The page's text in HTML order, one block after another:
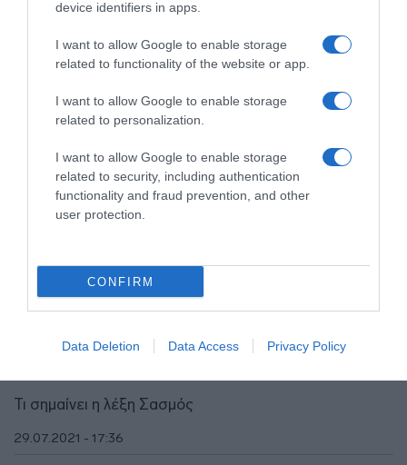
device identifiers in apps.
I want to allow Google to enable storage
related to functionality of the website or app.
I want to allow Google to enable storage
related to personalization.
I want to allow Google to enable storage
related to security, including authentication
functionality and fraud prevention, and other
user protection.
CONFIRM
Data Deletion Data Access Privacy Policy
04.02.2022 - 18:25
Μία παλιά βεντέτα έρχεσαι σαν εφιάλτης
Τι σημαίνει η λέξη Σασμός
29.07.2021 - 17:36